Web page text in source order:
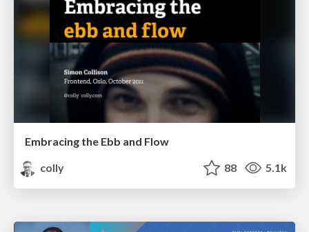
Embracing the Ebb and Flow
colly
88 5.1k